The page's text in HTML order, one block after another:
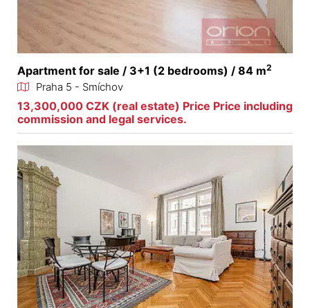
Apartment for sale / 3+1 (2 bedrooms) / 84 m2
Praha 5 - Smíchov
13,300,000 CZK (real estate) Price Price including
commission and legal services.